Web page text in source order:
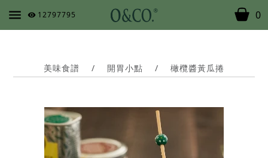
12797795 0
美味食譜 / 開胃小點 / 橄欖醬黃瓜捲